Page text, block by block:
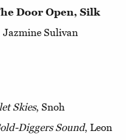
Door Open, Silk
Jazmine Sulivan
Skies, Snoh
Diggers Sound, Leon